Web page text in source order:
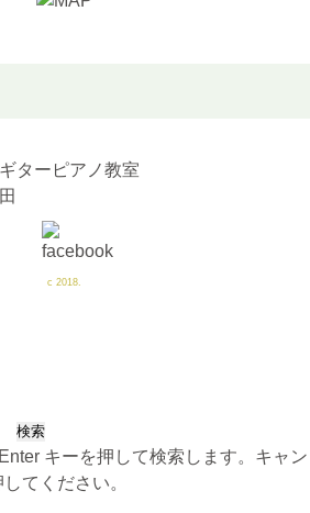
c 2018.
キーを押して検索します。キャン
てください。